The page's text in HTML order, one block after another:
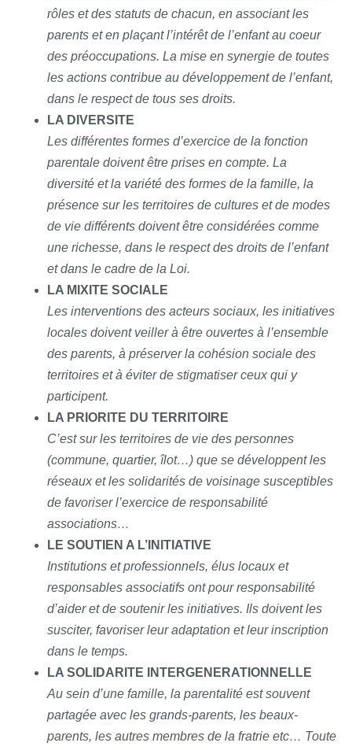
rôles et des statuts de chacun, en associant les
parents et en plaçant l’intérêt de l’enfant au coeur
des préoccupations. La mise en synergie de toutes
les actions contribue au développement de l’enfant,
dans le respect de tous ses droits.
LA DIVERSITE
Les différentes formes d’exercice de la fonction
parentale doivent être prises en compte. La
diversité et la variété des formes de la famille, la
présence sur les territoires de cultures et de modes
de vie différents doivent être considérées comme
une richesse, dans le respect des droits de l’enfant
et dans le cadre de la Loi.
LA MIXITE SOCIALE
Les interventions des acteurs sociaux, les initiatives
locales doivent veiller à être ouvertes à l’ensemble
des parents, à préserver la cohésion sociale des
territoires et à éviter de stigmatiser ceux qui y
participent.
LA PRIORITE DU TERRITOIRE
C’est sur les territoires de vie des personnes
(commune, quartier, îlot…) que se développent les
réseaux et les solidarités de voisinage susceptibles
de favoriser l’exercice de responsabilité
associations…
LE SOUTIEN A L’INITIATIVE
Institutions et professionnels, élus locaux et
responsables associatifs ont pour responsabilité
d’aider et de soutenir les initiatives. Ils doivent les
susciter, favoriser leur adaptation et leur inscription
dans le temps.
LA SOLIDARITE INTERGENERATIONNELLE
Au sein d’une famille, la parentalité est souvent
partagée avec les grands-parents, les beaux-
parents, les autres membres de la fratrie etc… Toute